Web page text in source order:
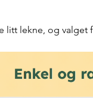
litt lekne, og valget